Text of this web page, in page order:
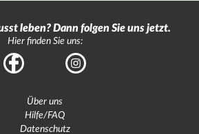
leben? Dann folgen Sie uns jetzt.
Hier finden Sie uns:
Facebook Instagram
Über uns
Hilfe/FAQ
Datenschutz